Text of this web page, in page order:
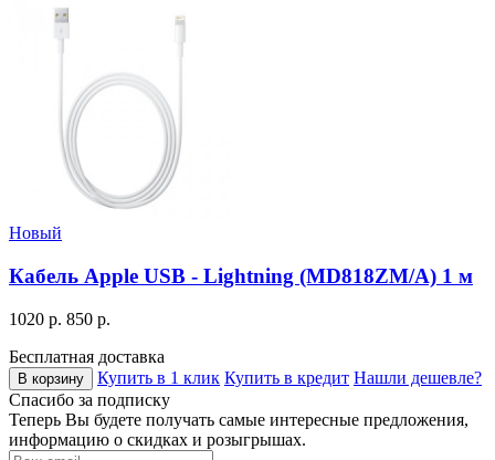
Новый
Кабель Apple USB - Lightning (MD818ZM/A) 1 м
1020 р. 850 р.
Бесплатная доставка
В корзину Купить в 1 клик Купить в кредит Нашли дешевле?
Спасибо за подписку
Теперь Вы будете получать самые интересные предложения,
информацию о скидках и розыгрышах.